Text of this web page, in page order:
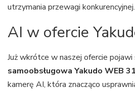
utrzymania przewagi konkurencyjnej.
AI w ofercie
Już wkrótce w naszej ofercie pojawi
samoobsługowa Yakudo WEB
kamerę AI, która znacząco